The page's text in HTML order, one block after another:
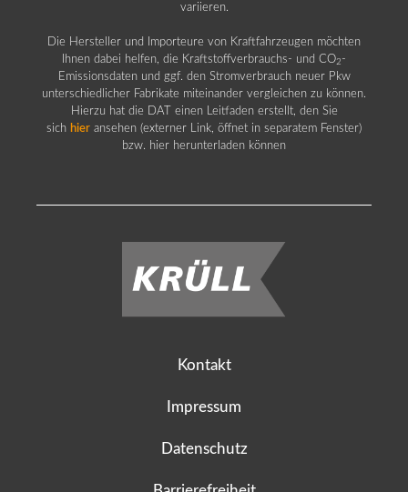
variieren.
Die Hersteller und Importeure von Kraftfahrzeugen möchten
Ihnen dabei helfen, die Kraftstoffverbrauchs- und CO2 -
Emissionsdaten und ggf. den Stromverbrauch neuer Pkw
unterschiedlicher Fabrikate miteinander vergleichen zu können.
Hierzu hat die DAT einen Leitfaden erstellt, den Sie
sich hier ansehen (externer Link, öffnet in separatem Fenster)
bzw. hier herunterladen können
Kontakt
Impressum
Datenschutz